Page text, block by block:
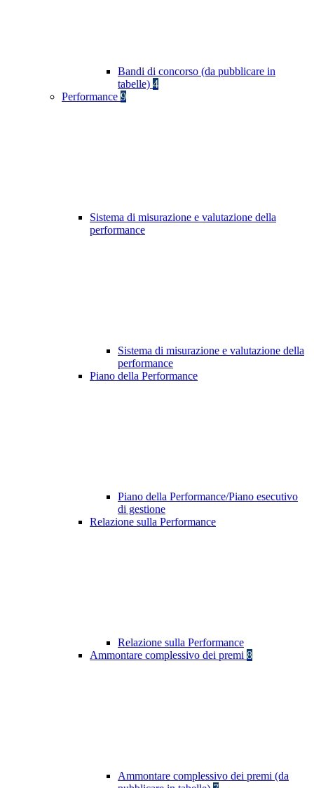
Bandi di concorso (da pubblicare in
tabelle) 4
Performance 9
Sistema di misurazione e valutazione della
performance
Sistema di misurazione e valutazione della
performance
Piano della Performance
Piano della Performance/Piano esecutivo
di gestione
Relazione sulla Performance
Relazione sulla Performance
Ammontare complessivo dei premi 8
Ammontare complessivo dei premi (da